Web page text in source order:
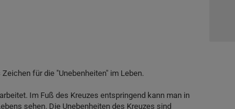
für die "Unebenheiten" im Leben.
Im Fuß des Kreuzes entspringend kann man in
sehen. Die Unebenheiten des Kreuzes sind